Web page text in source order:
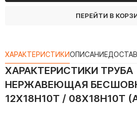
ПЕРЕЙТИ В
ХАРАКТЕРИСТИКИОПИСАНИЕ
ХАРАКТЕРИСТИКИ ТРУБА
НЕРЖАВЕЮЩАЯ
12Х18Н10Т / 08Х18Н10Т